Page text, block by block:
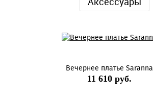
Вечернее платье Saranna
11 610 руб.